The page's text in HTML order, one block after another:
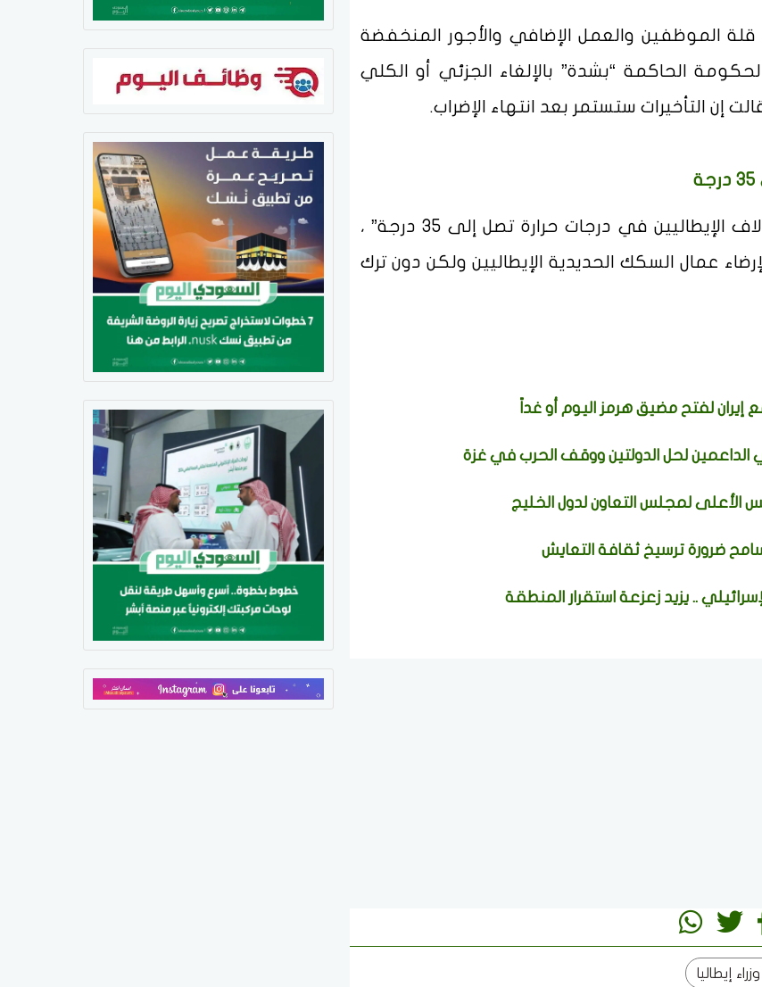
الموظفين والعمل الإضافي والأجور المنخفضة
الحاكمة “بشدة” بالإلغاء الجزئي أو الكلي
إن التأخيرات ستستمر بعد انتهاء الإضراب.
وأشار سالفيني إلى أنه لا يمكن تصور ترك آلاف الإيطاليين في درجات حرارة تصل إلى 35 درجة” ،
عمال السكك الحديدية الإيطاليين ولكن دون ترك
إيران لفتح مضيق هرمز اليوم أو غداً
الداعمين لحل الدولتين ووقف الحرب في غزة
الأعلى لمجلس التعاون لدول الخليج
ضرورة ترسيخ ثقافة التعايش
.. يزيد زعزعة استقرار المنطقة
إيطاليا